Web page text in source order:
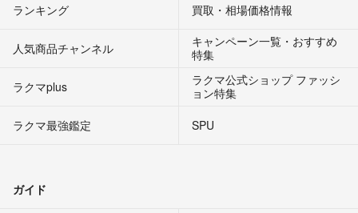
ランキング 買取・相場価格情報
人気商品チャンネル
キャンペーン一覧・おすすめ
特集
ラクマplus
ラクマ公式ショップ ファッシ
ョン特集
ラクマ最強鑑定
SPU
ガイド